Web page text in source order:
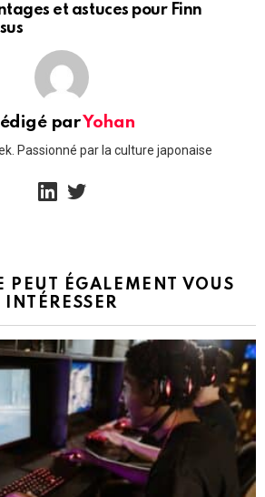
et astuces pour Finn
parYohan
Passionné par la culture japonaise
linkedin
PEUT ÉGALEMENT VOUS
INTÉRESSER